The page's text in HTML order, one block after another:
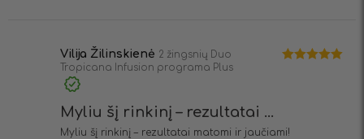
Vilija Žilinskienė 2 žingsnių Duo
Tropicana Infusion programa Plus
Myliu šį rinkinį – rezultatai ...
Myliu šį rinkinį – rezultatai matomi ir jaučiami!